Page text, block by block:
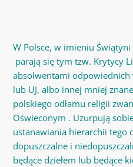
W Polsce, w imieniu
parają się tym tzw. Krytycy
absolwentami odpowiednich
lub UJ, albo innej mniej
polskiego odłamu religii
Oświeconym . Uzurpują
ustanawiania hierarchii tego
dopuszczalne i
będące dziełem lub będące